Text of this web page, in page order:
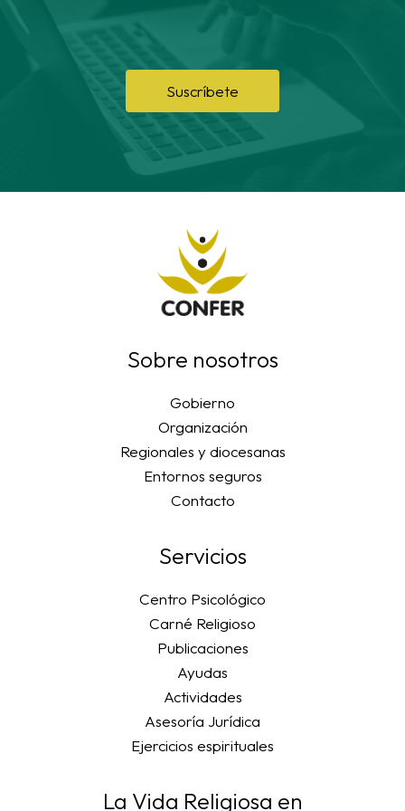
Suscríbete
Sobre nosotros
Gobierno
Organización
Regionales y diocesanas
Entornos seguros
Contacto
Servicios
Centro Psicológico
Carné Religioso
Publicaciones
Ayudas
Actividades
Asesoría Jurídica
Ejercicios espirituales
La Vida Religiosa en